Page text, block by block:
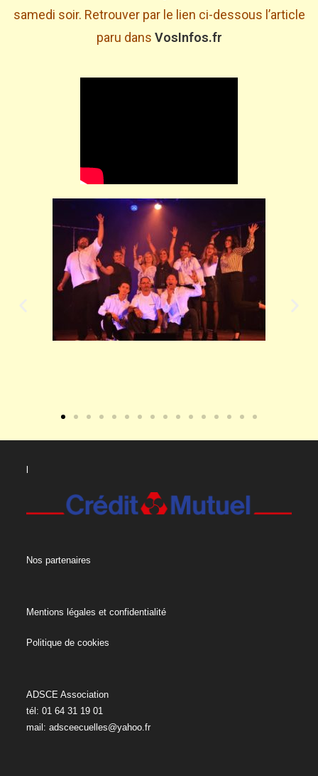
samedi soir. Retrouver par le lien ci-dessous l’article
paru dans VosInfos.fr
Nos partenaires
Mentions légales et confidentialité
Politique de cookies
ADSCE Association
tél: 01 64 31 19 01
mail:adsceecuelles@yahoo.fr